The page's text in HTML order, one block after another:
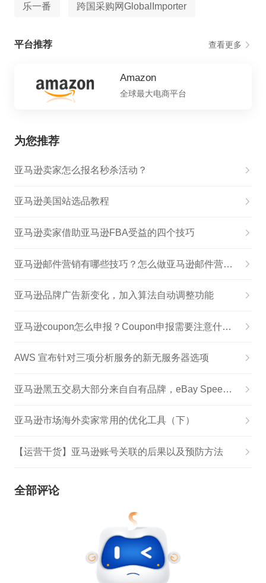
乐一番 跨国采购网GlobalImporter
平台推荐 查看更多
Amazon
全球最大电商平台
为您推荐
亚马逊卖家怎么报名秒杀活动？
亚马逊美国站选品教程
亚马逊卖家借助亚马逊FBA受益的四个技巧
亚马逊邮件营销有哪些技巧？怎么做亚马逊邮件营销？
亚马逊品牌广告新变化，加入算法自动调整功能
亚马逊coupon怎么申报？Coupon申报需要注意什么？
AWS 宣布针对三项分析服务的新无服务器选项
亚马逊黑五交易大部分来自自有品牌，eBay SpeedPAK德国路线开通
亚马逊市场海外卖家常用的优化工具（下）
【运营干货】亚马逊账号关联的后果以及预防方法
全部评论